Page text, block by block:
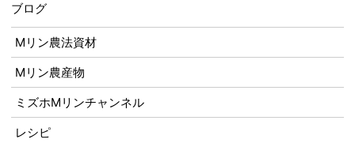
ブログ
Mリン農法資材
Mリン農産物
ミズホMリンチャンネル
レシピ